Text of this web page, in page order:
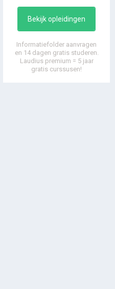
Bekijk opleidingen
Informatiefolder aanvragen
en 14 dagen gratis studeren.
Laudius premium = 5 jaar
gratis curssusen!